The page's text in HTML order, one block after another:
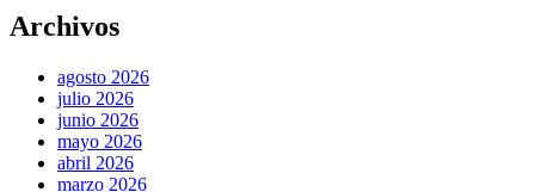
Archivos
agosto 2026
julio 2026
junio 2026
mayo 2026
abril 2026
marzo 2026